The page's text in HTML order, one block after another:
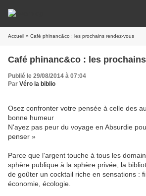
Accueil » Café phinanc&co : les prochains rendez-vous
Café phinanc&co : les
Publié le 29/08/2014 à 07:04
Par Véro la biblio
Osez confronter votre pensée à celle des
bonne humeur
N'ayez pas peur du voyage en Absurdie
penser »
Parce que l'argent touche à tous les
sphère publique à la sphère privée, la
de goûter un cocktail riche en sensations :
économie, écologie.